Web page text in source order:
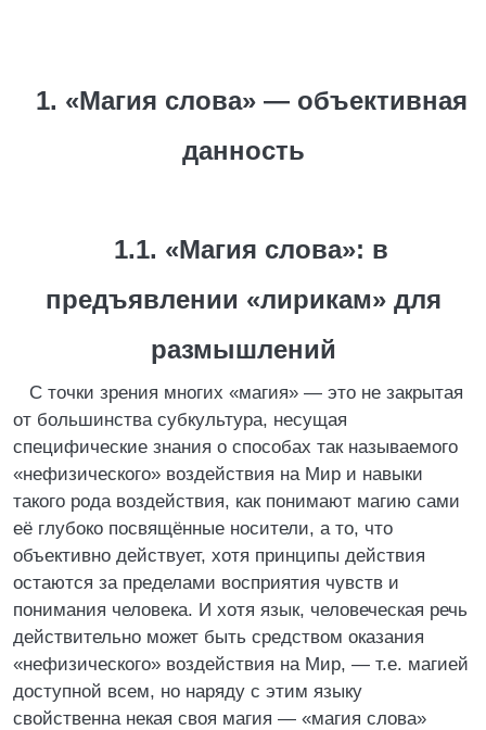
1. «Магия слова» — объективная
данность
1.1. «Магия слова»: в
предъявлении «лирикам» для
размышлений
С точки зрения многих «магия» — это не закрытая
от большинства субкультура, несущая
специфические знания о способах так называемого
«нефизического» воздействия на Мир и навыки
такого рода воздействия, как понимают магию сами
её глубоко посвящённые носители, а то, что
объективно действует, хотя принципы действия
остаются за пределами восприятия чувств и
понимания человека. И хотя язык, человеческая речь
действительно может быть средством оказания
«нефизического» воздействия на Мир, — т.е. магией
доступной всем, но наряду с этим языку
свойственна некая своя магия — «магия слова»